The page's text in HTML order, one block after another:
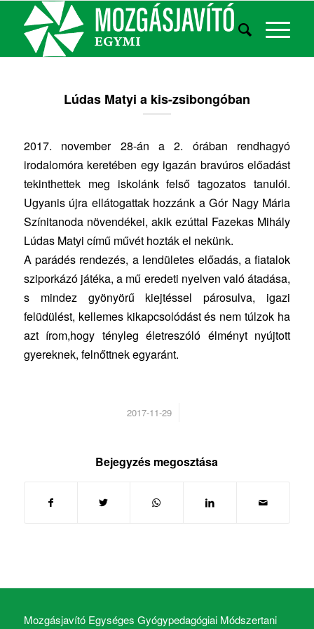
Lúdas Matyi a kis-zsibongóban
2017. november 28-án a 2. órában rendhagyó
irodalomóra keretében egy igazán bravúros előadást
tekinthettek meg iskolánk felső tagozatos tanulói.
Ugyanis újra ellátogattak hozzánk a Gór Nagy Mária
Színitanoda növendékei, akik ezúttal Fazekas Mihály
Lúdas Matyi című művét hozták el nekünk.
A parádés rendezés, a lendületes előadás, a fiatalok
sziporkázó játéka, a mű eredeti nyelven való átadása,
s mindez gyönyörű kiejtéssel párosulva, igazi
felüdülést, kellemes kikapcsolódást és nem túlzok ha
azt írom,hogy tényleg életreszóló élményt nyújtott
gyereknek, felnőttnek egyaránt.
2017-11-29
/
Bejegyzés megosztása
Mozgásjavító Egységes Gyógypedagógiai Módszertani